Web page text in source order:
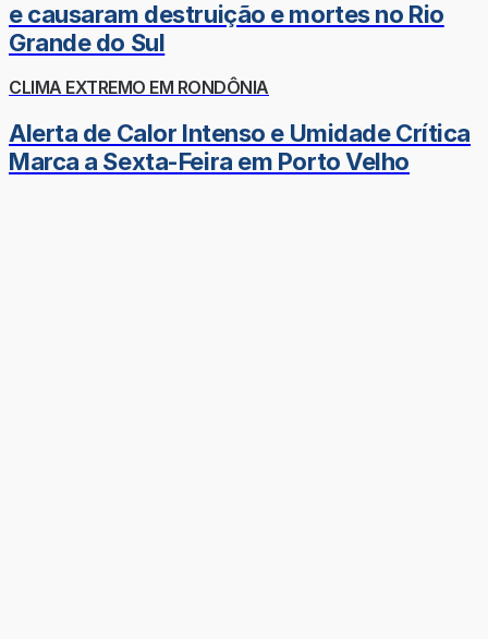
e causaram destruição e mortes no Rio
Grande do Sul
CLIMA EXTREMO EM RONDÔNIA
Alerta de Calor Intenso e Umidade Crítica
Marca a Sexta-Feira em Porto Velho